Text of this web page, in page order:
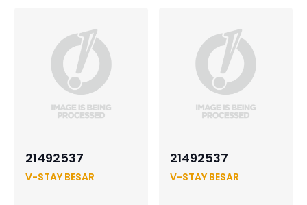
21492537
V-STAY BESAR
21492537
V-STAY BESAR